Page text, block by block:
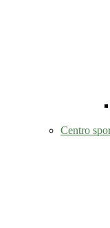
Centro